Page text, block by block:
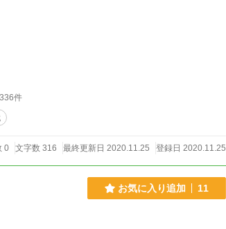
件
0 文字数 316 最終更新日 2020.11.25 登録日 2020.11.25
お気に入り追加 11